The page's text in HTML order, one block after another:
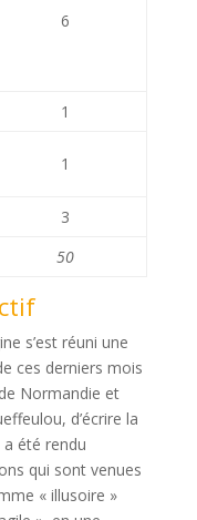
6
1
1
3
50
s’est réuni une
ces derniers mois
Normandie et
d’écrire la
été rendu
qui sont venues
« illusoire »